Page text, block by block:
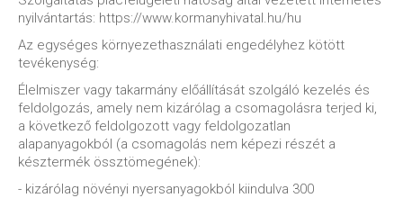
nyilvántartás: https://www.kormanyhivatal.hu/hu
Az egységes környezethasználati engedélyhez kötött
tevékenység:
Élelmiszer vagy takarmány előállítását szolgáló kezelés és
feldolgozás, amely nem kizárólag a csomagolásra terjed ki,
a következő feldolgozott vagy feldolgozatlan
alapanyagokból (a csomagolás nem képezi részét a
késztermék össztömegének):
- kizárólag növényi nyersanyagokból kiindulva 300